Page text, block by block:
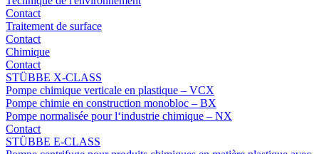
Contact
Traitement de surface
Contact
Chimique
Contact
STÜBBE X-CLASS
Pompe chimique verticale en plastique – VCX
Pompe chimie en construction monobloc – BX
Pompe normalisée pour l‘industrie chimique – NX
Contact
STÜBBE E-CLASS